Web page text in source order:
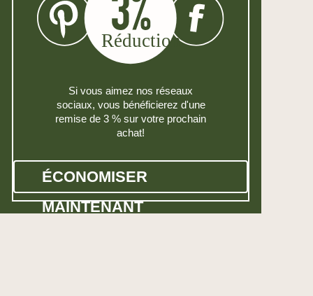
Si vous aimez nos réseaux
sociaux, vous bénéficierez d'une
remise de 3 % sur votre prochain
achat!
ÉCONOMISER
MAINTENANT